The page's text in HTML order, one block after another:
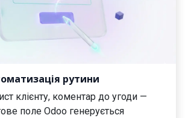
рутини
клієнту, коментар до угоди —
поле Odoo генерується